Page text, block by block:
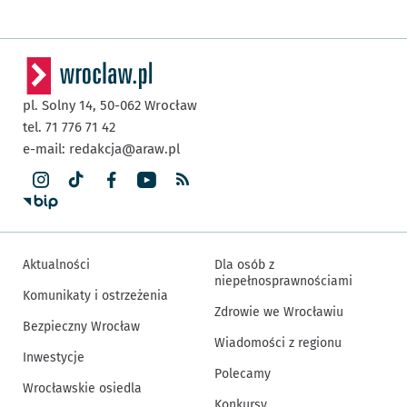
pl. Solny 14, 50-062 Wrocław
tel. 71 776 71 42
e-mail: redakcja@araw.pl
Aktualności
Komunikaty i ostrzeżenia
Bezpieczny Wrocław
Inwestycje
Wrocławskie osiedla
Dla osób z
niepełnosprawnościami
Zdrowie we Wrocławiu
Wiadomości z regionu
Polecamy